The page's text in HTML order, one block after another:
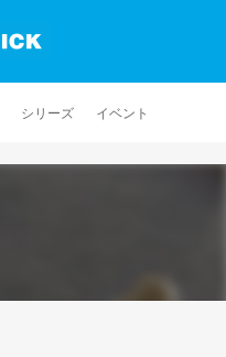
シリーズ イベント